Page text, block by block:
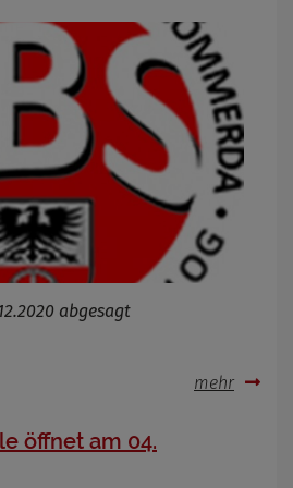
abgesagt
mehr
öffnet am 04.
Infos schließen